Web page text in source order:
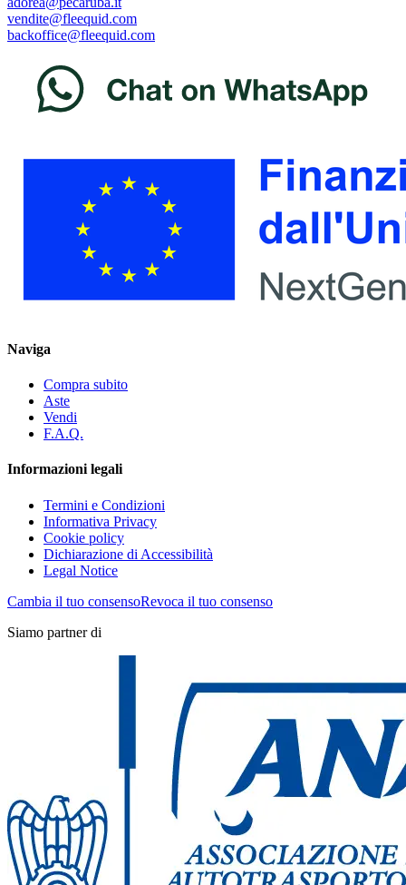
vendite@fleequid.com
backoffice@fleequid.com
Naviga
Compra subito
Aste
Vendi
F.A.Q.
Informazioni legali
Termini e Condizioni
Informativa Privacy
Cookie policy
Dichiarazione di Accessibilità
Legal Notice
Cambia il tuo consensoRevoca il tuo consenso
Siamo partner di